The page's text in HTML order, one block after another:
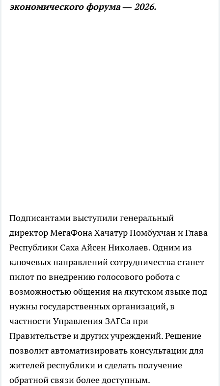
экономического форума — 2026.
Подписантами выступили генеральный
директор МегаФона Хачатур Помбухчан и Глава
Республики Саха Айсен Николаев. Одним из
ключевых направлений сотрудничества станет
пилот по внедрению голосового робота с
возможностью общения на якутском языке под
нужны государственных организаций, в
частности Управления ЗАГСа при
Правительстве и других учреждений. Решение
позволит автоматизировать консультации для
жителей республики и сделать получение
обратной связи более доступным.